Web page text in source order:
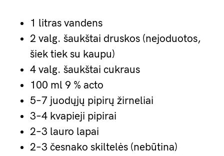
1 litras vandens
2 valg. šaukštai druskos (nejoduotos,
šiek tiek su kaupu)
4 valg. šaukštai cukraus
100 ml 9 % acto
5–7 juodųjų pipirų žirneliai
3–4 kvapieji pipirai
2–3 lauro lapai
2–3 česnako skiltelės (nebūtina)